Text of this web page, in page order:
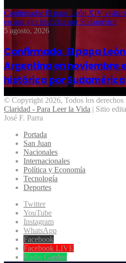
Confirmado: El papa León XIV
en una gira histórica por Sudamérica
5 agosto, 2026
Confirmado: El papa
Argentina en noviembre
histórica por Sudamérica
© Copyright 2026, Todos los derechos
Claridad - Para Leer la Vida | Sitio
José F. Parra
Portada
San Juan
Nacionales
Internacionales
Política y Economía
Tecnología
Deportes
Twitter
YouTube
Instagram
WhatsApp
Facebook
Facebook LIVE
Radio Garden